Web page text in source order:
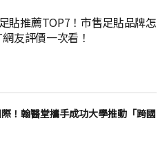
貼推薦TOP7！市售足貼品牌怎
友評價一次看！
！翰醫堂攜手成功大學推動「跨國